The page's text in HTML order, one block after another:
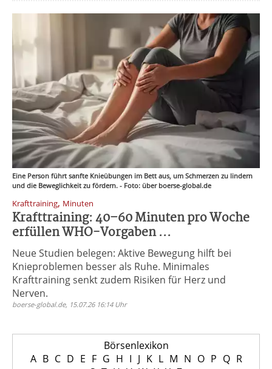
Eine Person führt sanfte Knieübungen im Bett aus, um Schmerzen zu lindern
und die Beweglichkeit zu fördern. - Foto: über boerse-global.de
Krafttraining, Minuten
Krafttraining: 40–60 Minuten pro Woche
erfüllen WHO-Vorgaben ...
Neue Studien belegen: Aktive Bewegung hilft bei
Knieproblemen besser als Ruhe. Minimales
Krafttraining senkt zudem Risiken für Herz und
Nerven.
boerse-global.de, 15.07.26 16:14 Uhr
Börsenlexikon
A B C D E F G H I J K L M N O P Q R